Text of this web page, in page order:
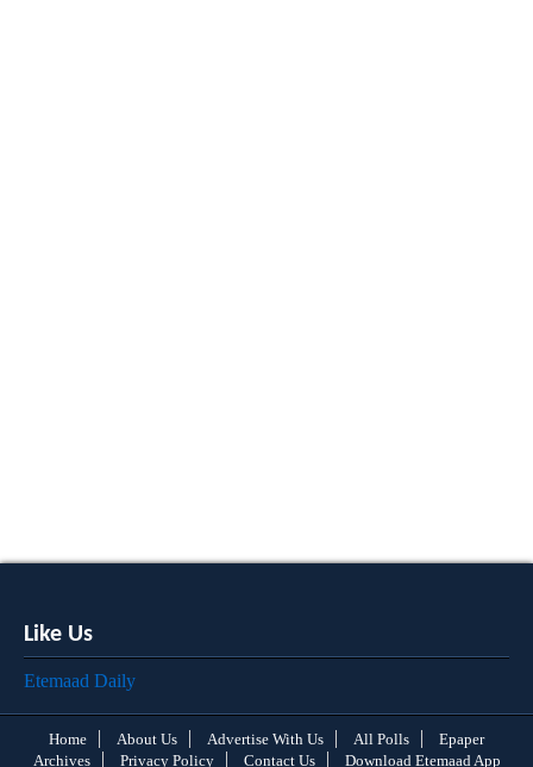
Like Us
Etemaad Daily
Home About Us Advertise With Us All Polls
Epaper
Archives
Privacy Policy Contact Us Download Etemaad App